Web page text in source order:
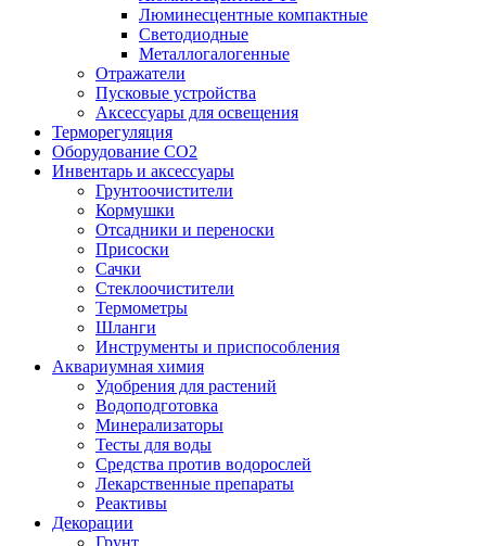
Люминесцентные компактные
Светодиодные
Металлогалогенные
Отражатели
Пусковые устройства
Аксессуары для освещения
Терморегуляция
Оборудование CO2
Инвентарь и аксессуары
Грунтоочистители
Кормушки
Отсадники и переноски
Присоски
Сачки
Стеклоочистители
Термометры
Шланги
Инструменты и приспособления
Аквариумная химия
Удобрения для растений
Водоподготовка
Минерализаторы
Тесты для воды
Средства против водорослей
Лекарственные препараты
Реактивы
Декорации
Грунт